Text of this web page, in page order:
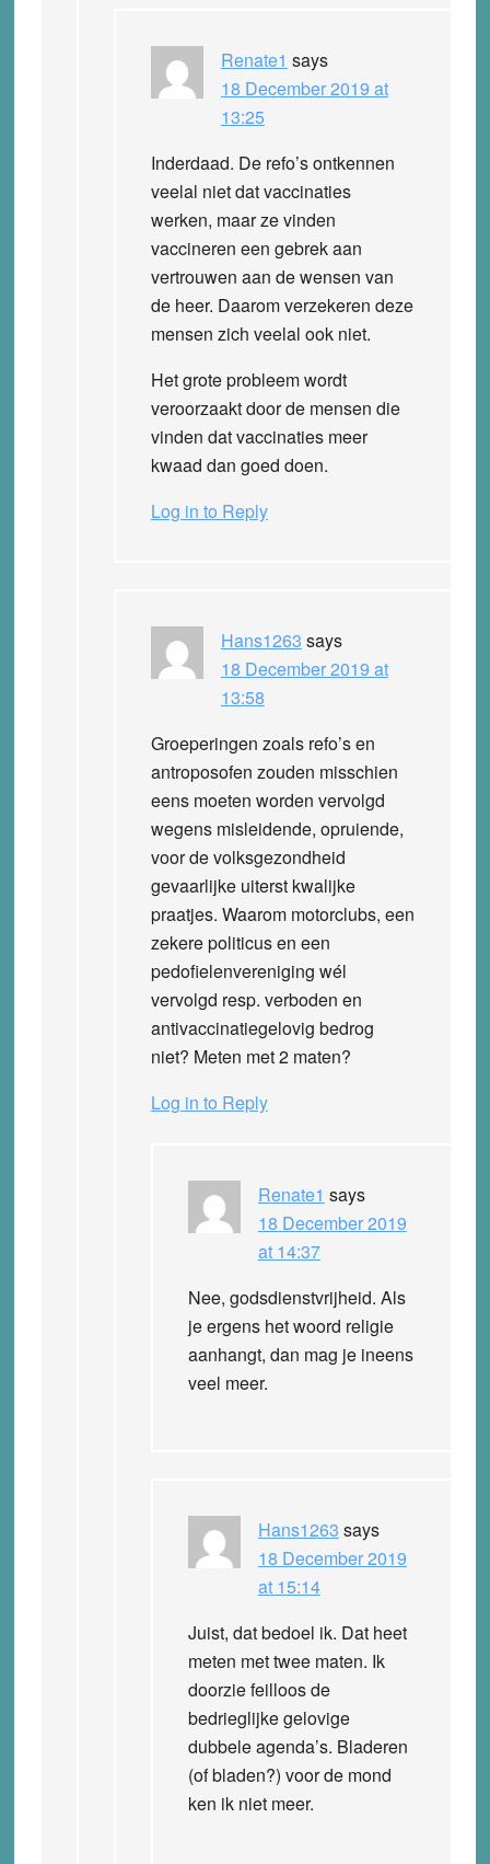
Renate1 says
18 December 2019 at
13:25
Inderdaad. De refo’s ontkennen
veelal niet dat vaccinaties
werken, maar ze vinden
vaccineren een gebrek aan
vertrouwen aan de wensen van
de heer. Daarom verzekeren deze
mensen zich veelal ook niet.
Het grote probleem wordt
veroorzaakt door de mensen die
vinden dat vaccinaties meer
kwaad dan goed doen.
Log in to Reply
Hans1263 says
18 December 2019 at
13:58
Groeperingen zoals refo’s en
antroposofen zouden misschien
eens moeten worden vervolgd
wegens misleidende, opruiende,
voor de volksgezondheid
gevaarlijke uiterst kwalijke
praatjes. Waarom motorclubs, een
zekere politicus en een
pedofielenvereniging wél
vervolgd resp. verboden en
antivaccinatiegelovig bedrog
niet? Meten met 2 maten?
Log in to Reply
Renate1 says
18 December 2019
at 14:37
Nee, godsdienstvrijheid. Als
je ergens het woord religie
aanhangt, dan mag je ineens
veel meer.
Hans1263 says
18 December 2019
at 15:14
Juist, dat bedoel ik. Dat heet
meten met twee maten. Ik
doorzie feilloos de
bedrieglijke gelovige
dubbele agenda’s. Bladeren
(of bladen?) voor de mond
ken ik niet meer.